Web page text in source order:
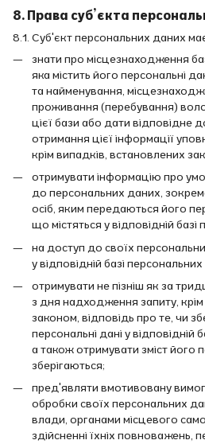
8. Права суб’єкта
8.1. Суб'єкт персональних даних
знати про місцезнаходження
яка містить його персональні
та найменування,
проживання (перебування)
цієї бази або дати відповідне
отримання цієї інформації
крім випадків, встановлених
отримувати інформацію про
до персональних даних,
осіб, яким передаються його
що містяться у відповідній
на доступ до своїх
у відповідній базі
отримувати не пізніш як за
з дня надходження запиту,
законом, відповідь про те, чи
персональні дані у відповідній
а також отримувати зміст його
зберігаються;
пред'являти вмотивовану
обробки своїх персональних
влади, органами місцевого
здійсненні їхніх повноважень,